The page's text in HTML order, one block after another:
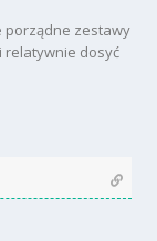
porządne zestawy
relatywnie dosyć